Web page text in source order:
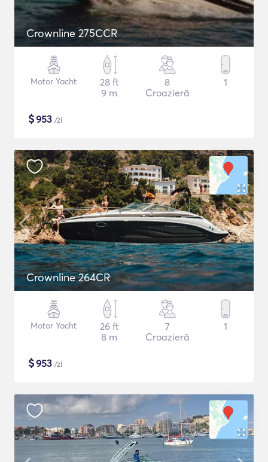
Crownline 275CCR
Motor Yacht
28 ft
9 m
8
Croazieră
1
$953 /zi
Crownline 264CR
Motor Yacht
26 ft
8 m
7
Croazieră
1
$953 /zi